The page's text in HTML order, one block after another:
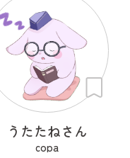
うたたねさん
copa